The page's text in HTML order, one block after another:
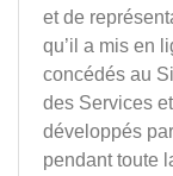
et de
qu’il a mis en
concédés au
des Services
développés
pendant toute